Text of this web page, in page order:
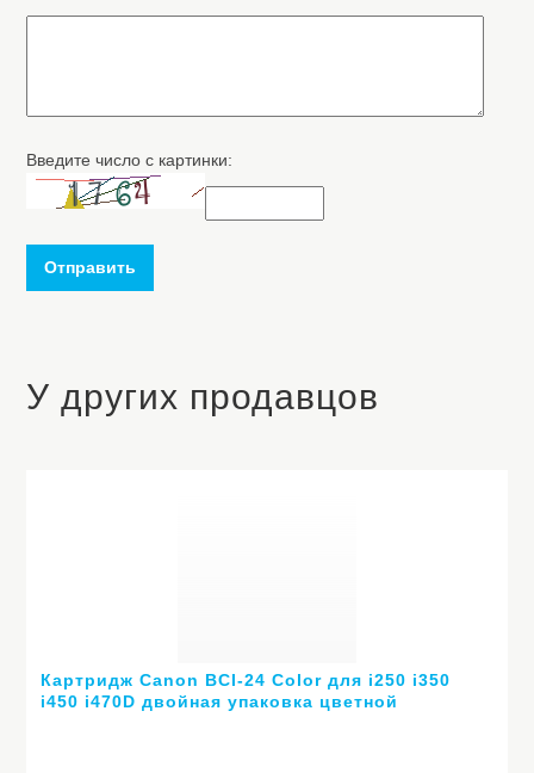
Введите число с картинки:
Отправить
У других продавцов
Картридж Canon BCI-24 Color для i250 i350
i450 i470D двойная упаковка цветной